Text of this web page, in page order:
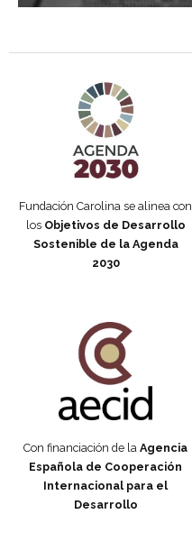
Fundación Carolina se alinea con
los Objetivos de Desarrollo
Sostenible de la Agenda
2030
Con financiación de la Agencia
Española de Cooperación
Internacional para el
Desarrollo